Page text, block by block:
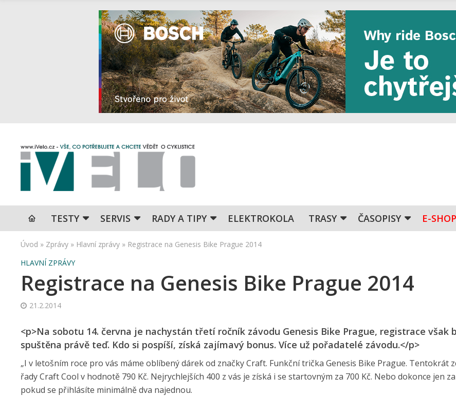
TESTY SERVIS RADY A TIPY ELEKTROKOLA TRASY ČASOPISY E-SHOP
Úvod » Zprávy » Hlavní zprávy » Registrace na Genesis Bike Prague 2014
HLAVNÍ ZPRÁVY
Registrace na Genesis Bike Prague 2014
21.2.2014
<p>Na sobotu 14. června je nachystán třetí ročník závodu Genesis Bike Prague, registrace však
spuštěna právě teď. Kdo si pospíší, získá zajímavý bonus. Více už pořadatelé závodu.</p>
„I v letošním roce pro vás máme oblíbený dárek od značky Craft. Funkční trička Genesis Bike Prague. Tentokrát
řady Craft Cool v hodnotě 790 Kč. Nejrychlejších 400 z vás je získá i se startovným za 700 Kč. Nebo dokonce jen za
pokud se přihlásíte minimálně dva najednou.